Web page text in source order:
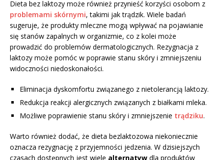
Dieta bez laktozy może również przynieść korzyści osobom z
problemami skórnymi, takimi jak trądzik. Wiele badań
sugeruje, że produkty mleczne mogą wpływać na pojawianie
się stanów zapalnych w organizmie, co z kolei może
prowadzić do problemów dermatologicznych. Rezygnacja z
laktozy może pomóc w poprawie stanu skóry i zmniejszeniu
widoczności niedoskonałości.
Eliminacja dyskomfortu związanego z nietolerancją laktozy.
Redukcja reakcji alergicznych związanych z białkami mleka.
Możliwe poprawienie stanu skóry i zmniejszenie trądziku.
Warto również dodać, że dieta bezlaktozowa niekoniecznie
oznacza rezygnację z przyjemności jedzenia. W dzisiejszych
czasach dostępnych jest wiele alternatyw dla produktów